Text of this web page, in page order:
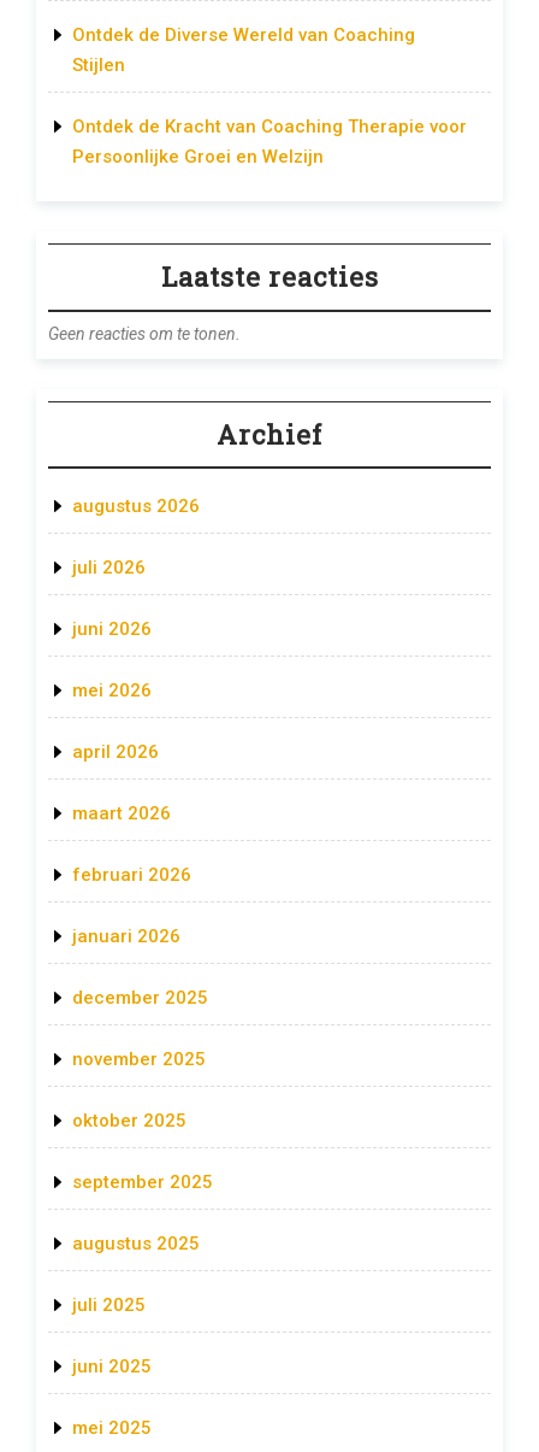
Ontdek de Diverse Wereld van Coaching
Stijlen
Ontdek de Kracht van Coaching Therapie voor
Persoonlijke Groei en Welzijn
Laatste reacties
Geen reacties om te tonen.
Archief
augustus 2026
juli 2026
juni 2026
mei 2026
april 2026
maart 2026
februari 2026
januari 2026
december 2025
november 2025
oktober 2025
september 2025
augustus 2025
juli 2025
juni 2025
mei 2025